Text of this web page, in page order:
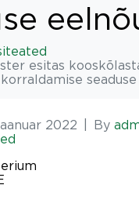
esitas
2022 By